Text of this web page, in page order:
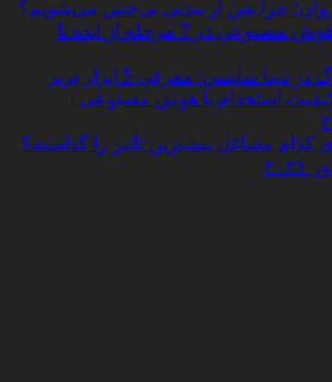
روان؛ چرا پس از مدتی بی‌حس می‌شویم؟
ساخت چت‌ بات با هوش مصنوعی در 7 مرحله از ایده تا
ساینس: معرفی 5 ابزار برتر
استخدام با هوش مصنوعی |
مشاغل بیشترین تأثیر را گذاشته؟